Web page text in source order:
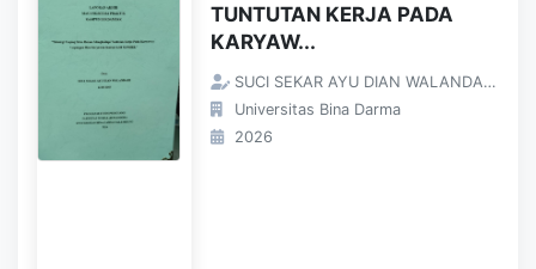
TUNTUTAN KERJA PADA
KARYAW...
SUCI SEKAR AYU DIAN WALANDARI;
Universitas Bina Darma
2026